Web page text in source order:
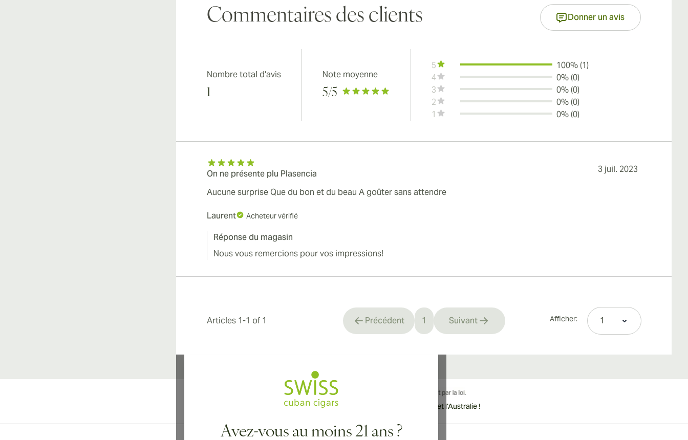
Commentaires des clients Donner un avis
Nombre total d'avis
1
Note moyenne
5/5
5
100% (1)
4
0% (0)
3
0% (0)
2
0% (0)
1
0% (0)
On ne présente plu Plasencia 3 juil. 2023
Aucune surprise Que du bon et du beau A goûter sans attendre
Laurent Acheteur vérifié
Réponse du magasin
Nous vous remercions pour vos impressions!
Articles 1-1 of 1 Précédent You're currently reading page
1 Suivant Afficher:
Avez-vous au moins 21 ans ?
Livraison internationale disponible vers le Canada, le Royaume-Uni et l'Australie !